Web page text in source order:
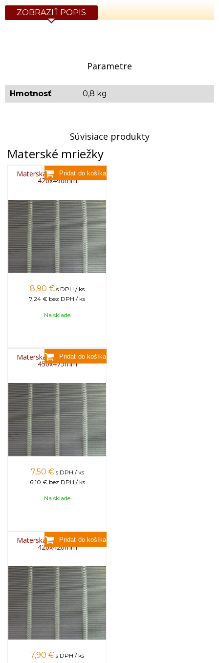
ZOBRAZIŤ POPIS
Parametre
Hmotnosť 0,8 kg
Súvisiace produkty
Materské mriežky
Materská mriežka kovová
420x490mm
8,90 € s DPH / ks
7,24 € bez DPH / ks
Na sklade
Materská mriežka kovová
450x475mm
7,50 € s DPH / ks
6,10 € bez DPH / ks
Na sklade
Materská mriežka kovová
420x420mm
7,90 € s DPH / ks